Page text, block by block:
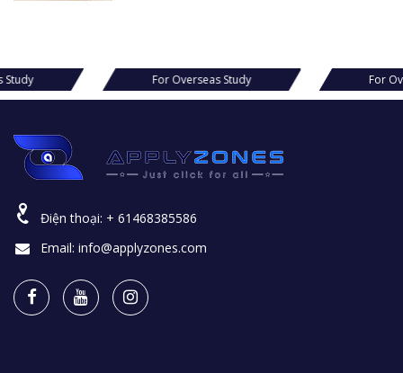
Study For Overseas Study For
Điện thoại: + 61468385586
Email: info@applyzones.com